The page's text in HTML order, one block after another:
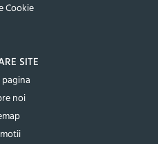
Cookie
SITE
noi